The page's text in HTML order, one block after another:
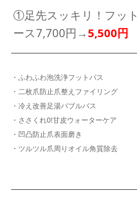
①足先スッキリ！フッ
ース7,700円→5,500円
・ふわふわ泡洗浄フットバス
・二枚爪防止爪整えファイリング
・冷え改善足湯バブルバス
・ささくれ0!甘皮ウォーターケア
・凹凸防止爪表面磨き
・ツルツル爪周りオイル角質除去